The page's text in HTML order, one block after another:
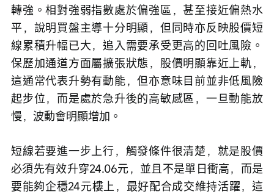
轉強。相對強弱指數處於偏強區，甚至接近偏熱水
平，說明買盤主導十分明顯，但同時亦反映股價短
線累積升幅已大，追入需要承受更高的回吐風險。
保歷加通道方面屬擴張狀態，股價明顯靠近上軌，
這通常代表升勢有動能，但亦意味目前並非低風險
起步位，而是處於急升後的高敏感區，一旦動能放
慢，波動會明顯增加。
短線若要進一步上行，觸發條件很清楚，就是股價
必須先有效升穿24.06元，並且不是單日衝高，而是
要能夠企穩24元樓上，最好配合成交維持活躍，這